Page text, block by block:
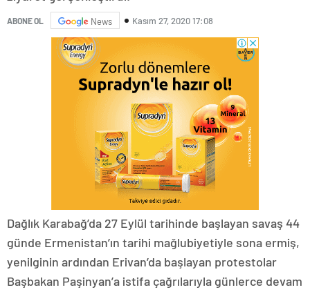
ABONE OL News Kasım 27, 2020 17:08
Dağlık Karabağ’da 27 Eylül tarihinde başlayan savaş 44
günde Ermenistan’ın tarihi mağlubiyetiyle sona ermiş,
yenilginin ardından Erivan’da başlayan protestolar
Başbakan Paşinyan’a istifa çağrılarıyla günlerce devam